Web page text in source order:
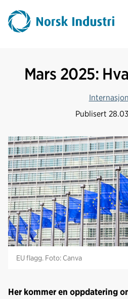
Mars 2025:
Publisert
EU flagg. Foto: Canva
Her kommer en oppdatering